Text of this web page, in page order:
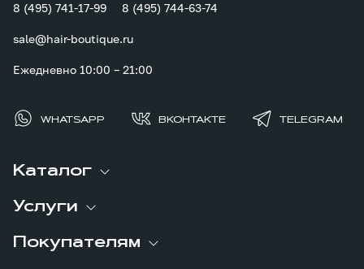
Каталог
Услуги
Покупателям
8 (495) 741-17-99 8 (495) 744-63-74
sale@hair-boutique.ru
Ежедневно 10:00 – 21:00
WHATSAPP ВКОНТАКТЕ TELEGRAM